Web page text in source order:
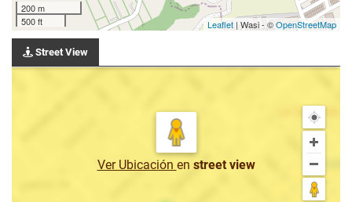
200 m
500 ft
Leaflet | Wasi - ©OpenStreetMap
Street View
Ver Ubicación en street view